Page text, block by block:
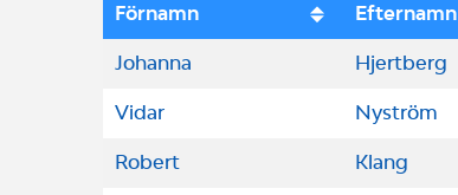
Förnamn Efternamn
Johanna Hjertberg
Vidar Nyström
Robert Klang